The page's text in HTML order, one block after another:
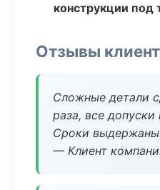
конструкции под
Отзывы
Сложные детали
раза, все допуски
Сроки
— Клиент